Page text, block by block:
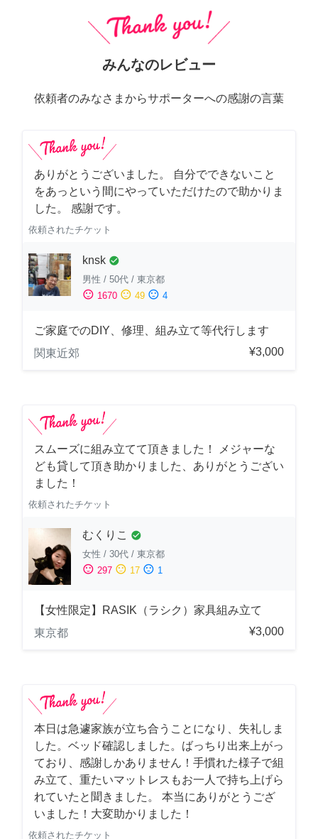
みんなのレビュー
依頼者のみなさまからサポーターへの感謝の言葉
ありがとうございました。 自分でできないこと
をあっという間にやっていただけたので助かりま
した。 感謝です。
依頼されたチケット
knsk check_circle
男性 / 50代 / 東京都
sentiment_satisfied 1670 sentiment_neutral 49 sentiment_dissatisfied 4
ご家庭でのDIY、修理、組み立て等代行します
関東近郊
¥3,000
スムーズに組み立てて頂きました！ メジャーな
ども貸して頂き助かりました、ありがとうござい
ました！
依頼されたチケット
むくりこ check_circle
女性 / 30代 / 東京都
sentiment_satisfied 297 sentiment_neutral 17 sentiment_dissatisfied 1
【女性限定】RASIK（ラシク）家具組み立て
東京都
¥3,000
本日は急遽家族が立ち合うことになり、失礼しま
した。ベッド確認しました。ばっちり出来上がっ
ており、感謝しかありません！手慣れた様子で組
み立て、重たいマットレスもお一人で持ち上げら
れていたと聞きました。 本当にありがとうござ
いました！大変助かりました！
依頼されたチケット